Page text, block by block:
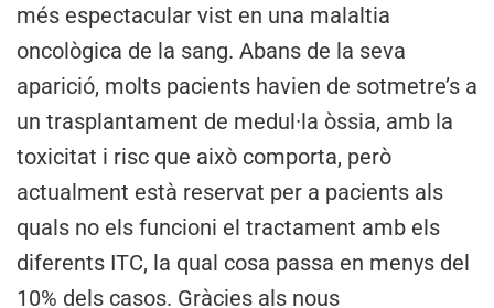
més espectacular vist en una malaltia
oncològica de la sang. Abans de la seva
aparició, molts pacients havien de sotmetre’s a
un trasplantament de medul·la òssia, amb la
toxicitat i risc que això comporta, però
actualment està reservat per a pacients als
quals no els funcioni el tractament amb els
diferents ITC, la qual cosa passa en menys del
10% dels casos. Gràcies als nous